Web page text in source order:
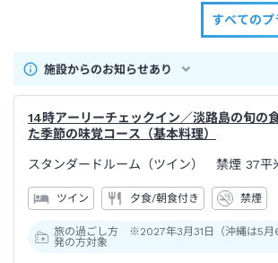
すべてのプ
施設からのお知らせあり
14時アーリーチェックイン／淡路島の旬の
た季節の味覚コース（基本料理）
スタンダードルーム（ツイン） 禁煙 37平
ツイン 夕食/朝食付き 禁煙
旅の過ごし方 ※2027年3月31日（沖縄は5月
発の方対象